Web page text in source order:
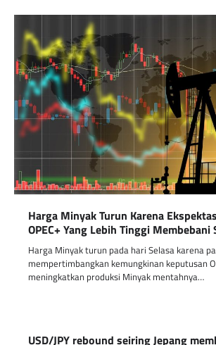
Harga Minyak Turun Karena
OPEC+ Yang Lebih Tinggi Membebani
Harga Minyak turun pada hari Selasa karena
mempertimbangkan kemungkinan keputusan
meningkatkan produksi Minyak mentahnya…
USD/JPY rebound seiring Jepang